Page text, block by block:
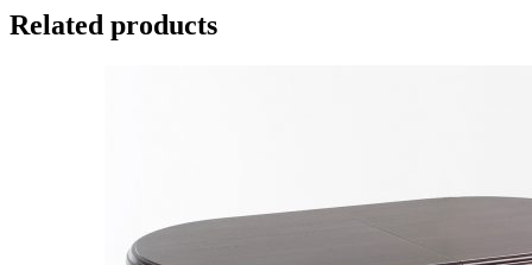
Related products